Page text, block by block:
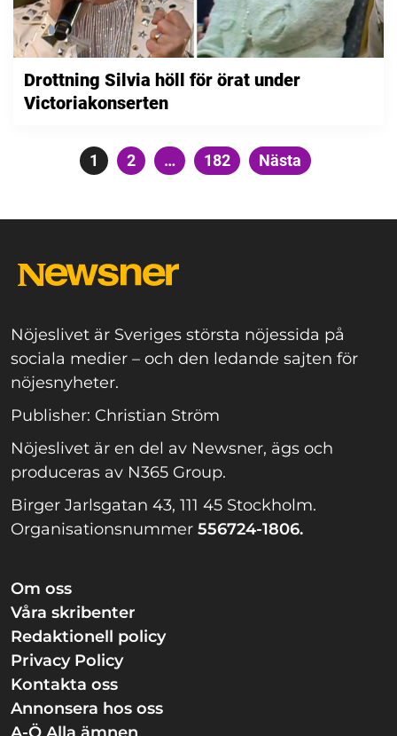
Drottning Silvia höll för örat under
Victoriakonserten
Sidnumrering
Sida
1 Sida
2 … Sida
182 Nästa
Nöjeslivet är Sveriges största nöjessida på
sociala medier – och den ledande sajten för
nöjesnyheter.
Publisher: Christian Ström
Nöjeslivet är en del av Newsner, ägs och
produceras av N365 Group.
Birger Jarlsgatan 43, 111 45 Stockholm.
Organisationsnummer 556724-1806.
Om oss
Våra skribenter
Redaktionell policy
Privacy Policy
Kontakta oss
Annonsera hos oss